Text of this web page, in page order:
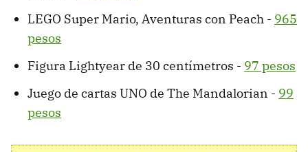
LEGO Super Mario, Aventuras con Peach - 965
pesos
Figura Lightyear de 30 centímetros - 97 pesos
Juego de cartas UNO de The Mandalorian - 99
pesos